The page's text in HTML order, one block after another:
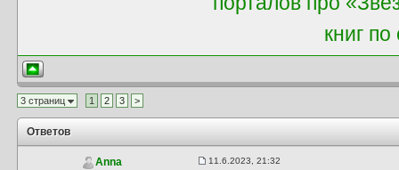
книг
3 страниц 1 2 3 >
Ответов
Anna 11.6.2023, 21:32